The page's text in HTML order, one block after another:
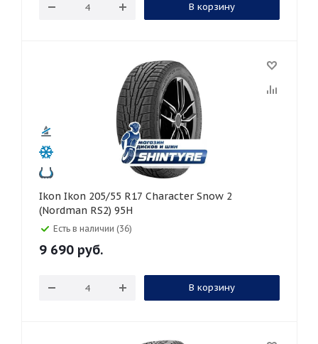
В корзину
Ikon Ikon 205/55 R17 Character Snow 2
(Nordman RS2) 95H
Есть в наличии (36)
9 690 руб.
В корзину